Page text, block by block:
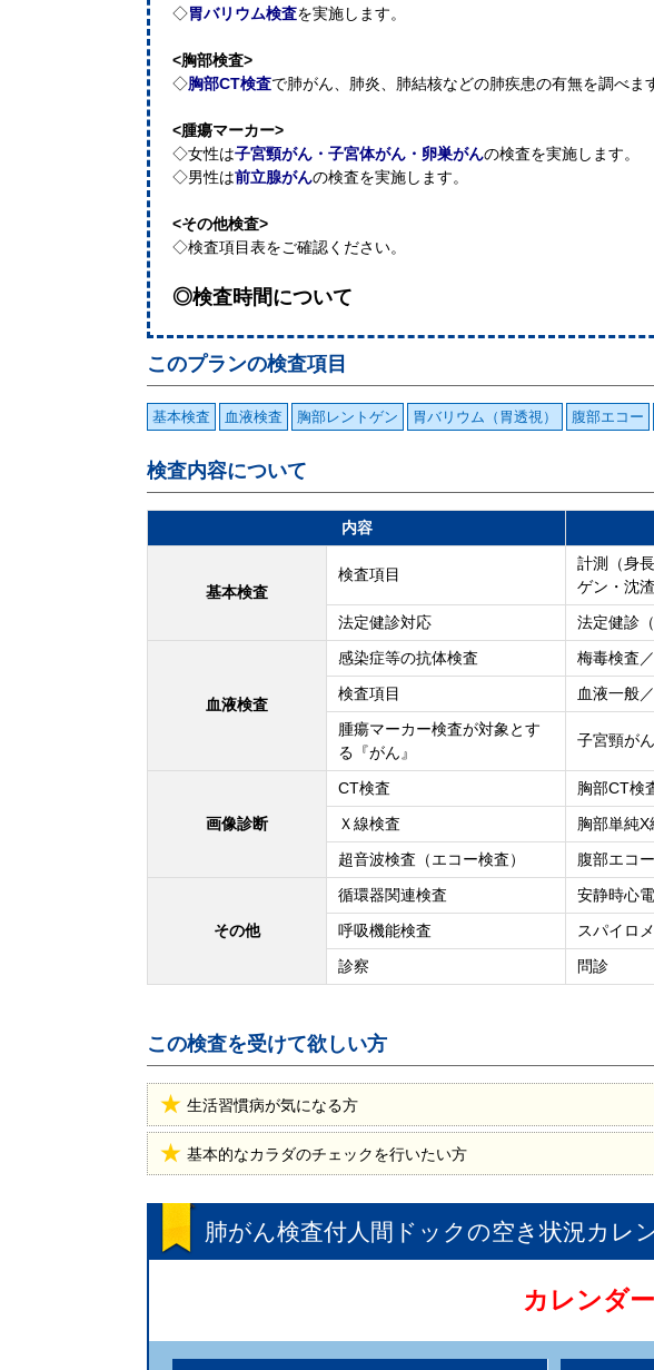
◇胃バリウム検査を実施します。
<胸部検査>
◇胸部CT検査で肺がん、肺炎、肺結核などの肺疾患の有無を調べま
<腫瘍マーカー>
◇女性は子宮頸がん・子宮体がん・卵巣がんの検査を実施します。
◇男性は前立腺がんの検査を実施します。
<その他検査>
◇検査項目表をご確認ください。
◎検査時間について
このプランの検査項目
基本検査 血液検査 胸部レントゲン 胃バリウム（胃透視） 腹部エコー
検査内容について
内容
基本検査
検査項目
計測（身
ゲン・沈
法定健診対応
法定健診
血液検査
感染症等の抗体検査
梅毒検査
検査項目
血液一般
腫瘍マーカー検査が対象とす
る『がん』
子宮頸が
画像診断
CT検査
胸部CT検
Ｘ線検査
胸部単純X
超音波検査（エコー検査）
腹部エコ
その他
循環器関連検査
安静時心
呼吸機能検査
スパイロ
診察
問診
この検査を受けて欲しい方
生活習慣病が気になる方
基本的なカラダのチェックを行いたい方
肺がん検査付人間ドックの空き状況カレ
カレンダ